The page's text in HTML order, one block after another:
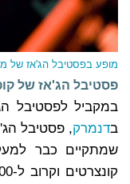
מופע בפסטיבל הג'אז של
פסטיבל הג'אז של קופנהגן –
במקביל לפסטיבל
בדנמרק, פסטיבל